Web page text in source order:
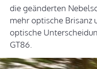
die geänderten
mehr optische Brisanz
optische
GT86.